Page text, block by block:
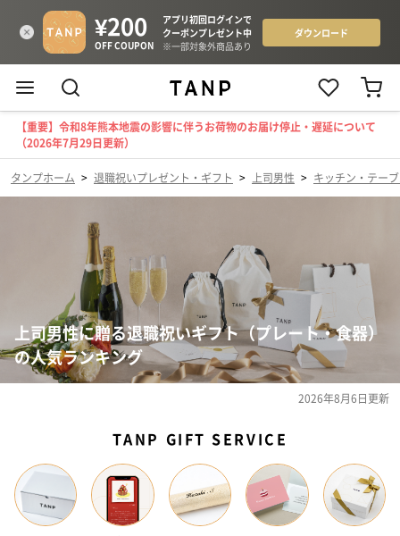
【重要】令和8年熊本地震の影響に伴うお荷物のお届け停止・遅延について
（2026年7月29日更新）
タンプホーム > 退職祝いプレゼント・ギフト > 上司男性 > キッチン・テー
上司男性に贈る退職祝いギフト（プレート・食器）
の人気ランキング
2026年8月6日更新
TANP GIFT SERVICE